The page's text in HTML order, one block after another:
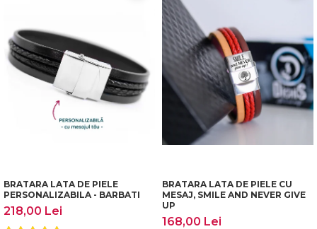
BRATARA LATA DE PIELE
PERSONALIZABILA - BARBATI
218,00 Lei
BRATARA LATA DE PIELE CU
MESAJ, SMILE AND NEVER GIVE
UP
168,00 Lei